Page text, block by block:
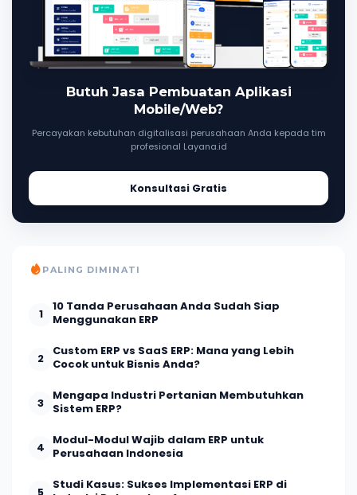
Butuh Jasa Pembuatan Aplikasi
Mobile/Web?
Percayakan kebutuhan digitalisasi perusahaan Anda kepada tim
profesional Layana.id
Konsultasi Gratis
PALING DIMINATI
1
10 Tanda Perusahaan Anda Sudah Siap
Menggunakan ERP
2
Custom ERP vs SaaS ERP: Mana yang Lebih
Cocok untuk Bisnis Anda?
3
Mengapa Industri Pertanian Membutuhkan
Sistem ERP?
4
Modul-Modul Wajib dalam ERP untuk
Perusahaan Indonesia
5
Studi Kasus: Sukses Implementasi ERP di